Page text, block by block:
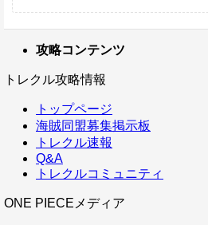
攻略コンテンツ
トレクル攻略情報
トップページ
海賊同盟募集掲示板
トレクル速報
Q&A
トレクルコミュニティ
ONE PIECEメディア